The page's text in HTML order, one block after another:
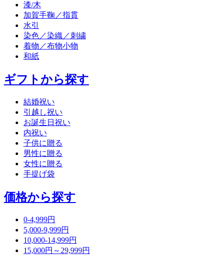
漆/木
加賀手鞠／指貫
水引
染色／染織／刺繍
着物／布物小物
和紙
ギフトから探す
結婚祝い
引越し祝い
お誕生日祝い
内祝い
子供に贈る
男性に贈る
女性に贈る
手提げ袋
価格から探す
0-4,999円
5,000-9,999円
10,000-14,999円
15,000円～29,999円